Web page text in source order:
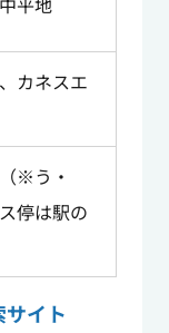
カネスエ
※う・
停は駅の
イト